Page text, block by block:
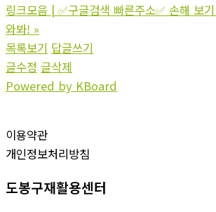
링크모음 | ✅구글검색 빠른주소✅ 손해 보
와봐! »
목록보기 답글쓰기
글수정 글삭제
Powered by KBoard
이용약관
개인정보처리방침
도봉구재활용센터